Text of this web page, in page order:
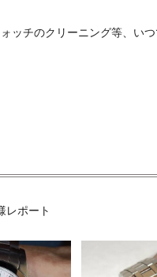
ッチのクリーニング等、い
レポート